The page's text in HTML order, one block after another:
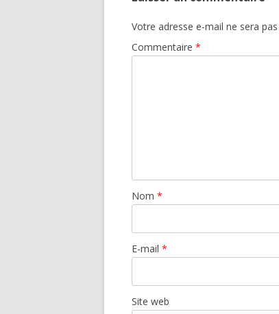
Votre adresse e-mail ne sera
Commentaire *
Nom *
E-mail *
Site web